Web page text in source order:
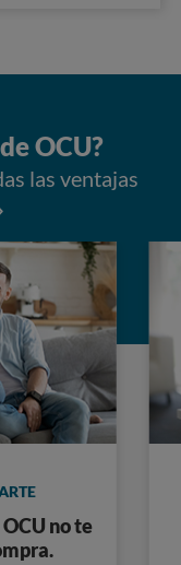
OCU?
las ventajas
no te